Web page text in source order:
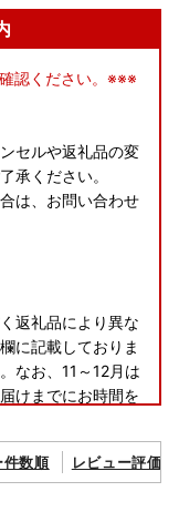
認ください。※※※
セルや返礼品の変
承ください。
は、お問い合わせ
返礼品により異な
に記載しておりま
なお、11～12月は
けまでにお時間を
不在期間等がござ
件数順 レビュー評価順